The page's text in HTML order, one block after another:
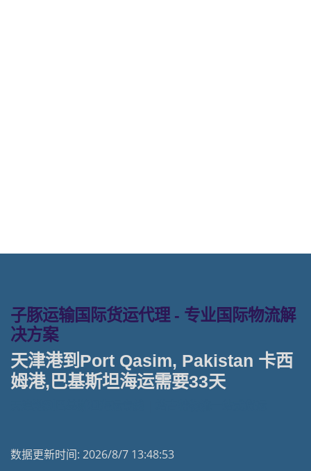
子豚运输国际货运代理 - 专业国际物流解
决方案
天津港到Port Qasim, Pakistan 卡西
姆港,巴基斯坦海运需要33天
数据更新时间: 2026/8/7 13:48:53